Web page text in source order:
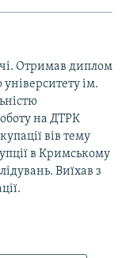
Отримав диплом
ім.
на ДТРК
вів тему
в Кримському
Виїхав з